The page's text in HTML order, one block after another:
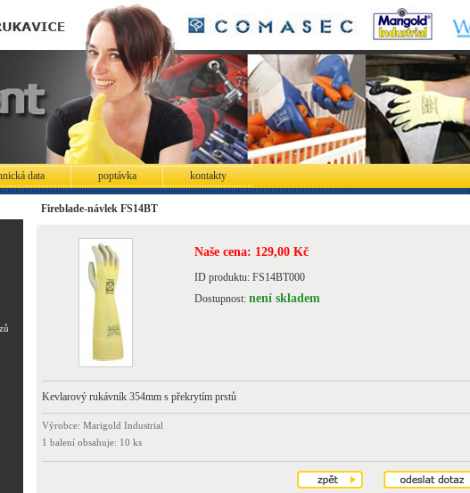
data poptávka kontakty
Fireblade-návlek FS14BT
Naše cena: 129,00 Kč
ID produktu: FS14BT000
Dostupnost: není skladem
Kevlarový rukávník 354mm s překrytím prstů
Výrobce: Marigold Industrial
1 balení obsahuje: 10 ks